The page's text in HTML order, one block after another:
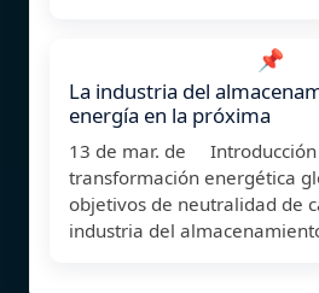
📌
La industria del
energía en la próxima
13 de mar. de Introducción
transformación energética
objetivos de neutralidad de
industria del